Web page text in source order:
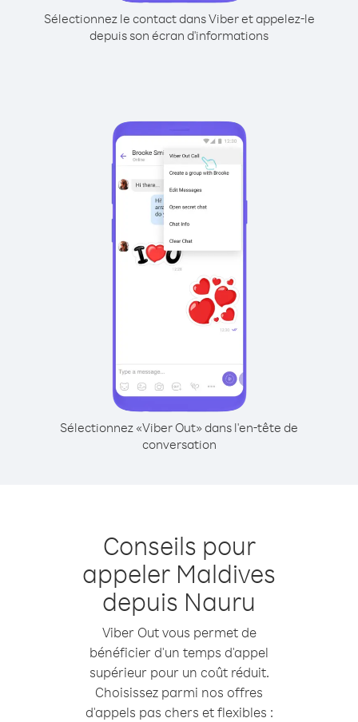
Sélectionnez le contact dans Viber et appelez-le
depuis son écran d'informations
Sélectionnez «Viber Out» dans l'en-tête de
conversation
Conseils pour
appeler Maldives
depuis Nauru
Viber Out vous permet de
bénéficier d'un temps d'appel
supérieur pour un coût réduit.
Choisissez parmi nos offres
d'appels pas chers et flexibles :